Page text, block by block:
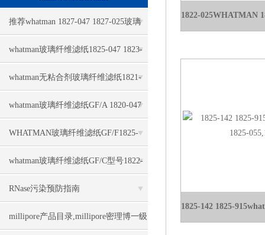
推荐whatman 1827-047 1827-025玻璃
纤维滤纸
whatman玻璃纤维滤纸1825-047 1823-
047推荐
whatman无粘合剂玻璃纤维滤纸1821-
110几大特点
whatman玻璃纤维滤纸GF/A 1820-047
几大特点
WHATMAN玻璃纤维滤纸GF/F1825-
047几大优势
whatman玻璃纤维滤纸GF/C型号1822-
047几大特点
RNase污染预防指南
millipore产品目录,millipore密理博一级